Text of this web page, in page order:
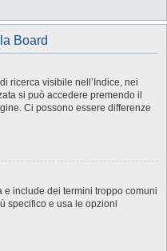
Board
ricerca visibile nell’Indice, nei
si può accedere premendo il
Ci possono essere differenze
e include dei termini troppo comuni
specifico e usa le opzioni